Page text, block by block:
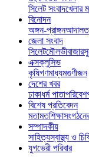
সিলেট সংবাদখেলার
বিনোদন
অঙ্গন-প্রাঙ্গনআদালত
জেলা সংবাদ
সিলেটমৌলভীবাজার
এক্সক্লুসিভ
কৃষিগণমাধ্যমগুণীজন
দেশের খবর
ঢাকাধর্ম পাতাপরিবেশ
বিশেষ প্রতিবেদন
মতামতশিক্ষা
সম্পাদকীয়
সাহিত্যস্বাস্থ্য ও
যুগভেরী পরিবার